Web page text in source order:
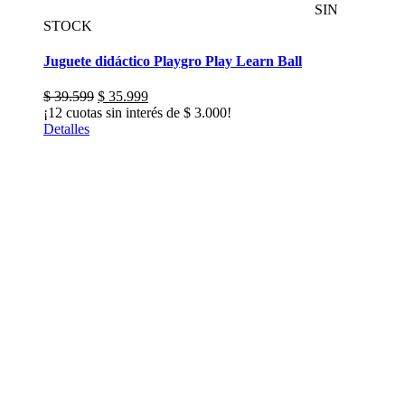
SIN
STOCK
Juguete didáctico Playgro Play Learn Ball
$39.599 El
precio
$ 35.999El
precio
¡12 cuotas sin interés de $ 3.000!
Detalles